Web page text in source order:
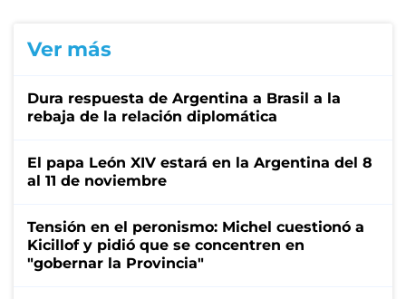
Ver más
Dura respuesta de Argentina a Brasil a la
rebaja de la relación diplomática
El papa León XIV estará en la Argentina del 8
al 11 de noviembre
Tensión en el peronismo: Michel cuestionó a
Kicillof y pidió que se concentren en
"gobernar la Provincia"